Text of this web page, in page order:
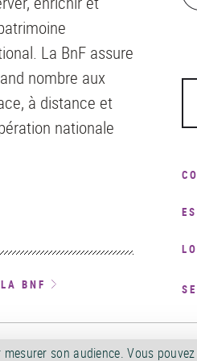
La BnF assure
nombre aux
à distance et
nationale
BNF
SERVICES PUBLICS +
son audience. Vous